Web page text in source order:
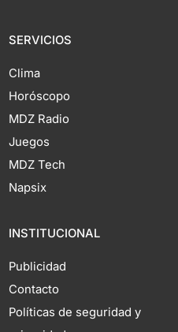
SERVICIOS
Clima
Horóscopo
MDZ Radio
Juegos
MDZ Tech
Napsix
INSTITUCIONAL
Publicidad
Contacto
Políticas de seguridad y